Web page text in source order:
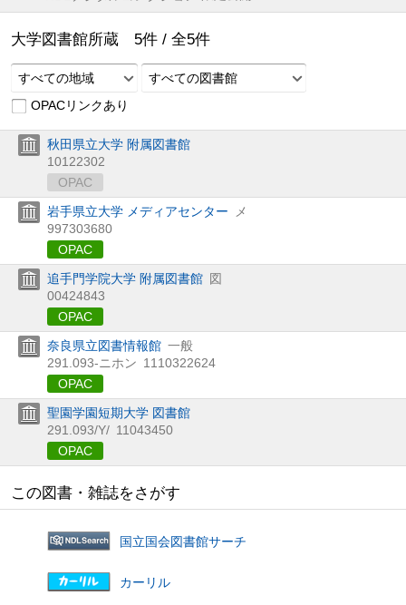
大学図書館所蔵 5件 / 全5件
すべての地域
すべての図書館
OPACリンクあり
秋田県立大学 附属図書館
10122302
OPAC
岩手県立大学 メディアセンター
メ
997303680
OPAC
追手門学院大学 附属図書館 図
00424843
OPAC
奈良県立図書情報館 一般
291.093-ニホン 1110322624
OPAC
聖園学園短期大学 図書館
291.093/Y/ 11043450
OPAC
この図書・雑誌をさがす
国立国会図書館サーチ
カーリル